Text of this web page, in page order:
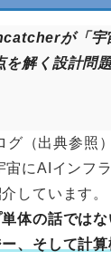
が「宇
を解く設計問
グ（出典参照
にAIインフ
しています。
体の話ではな
、そして計